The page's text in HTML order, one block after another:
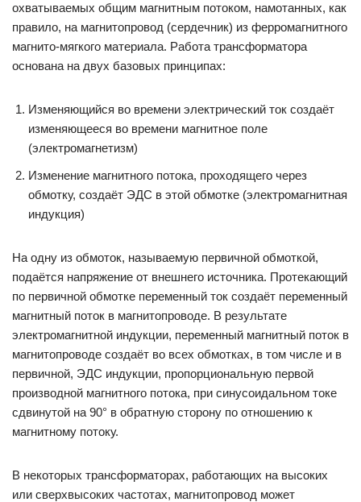
охватываемых общим магнитным потоком, намотанных, как
правило, на магнитопровод (сердечник) из ферромагнитного
магнито-мягкого материала. Работа трансформатора
основана на двух базовых принципах:
Изменяющийся во времени электрический ток создаёт
изменяющееся во времени магнитное поле
(электромагнетизм)
Изменение магнитного потока, проходящего через
обмотку, создаёт ЭДС в этой обмотке (электромагнитная
индукция)
На одну из обмоток, называемую первичной обмоткой,
подаётся напряжение от внешнего источника. Протекающий
по первичной обмотке переменный ток создаёт переменный
магнитный поток в магнитопроводе. В результате
электромагнитной индукции, переменный магнитный поток в
магнитопроводе создаёт во всех обмотках, в том числе и в
первичной, ЭДС индукции, пропорциональную первой
производной магнитного потока, при синусоидальном токе
сдвинутой на 90° в обратную сторону по отношению к
магнитному потоку.
В некоторых трансформаторах, работающих на высоких
или сверхвысоких частотах, магнитопровод может